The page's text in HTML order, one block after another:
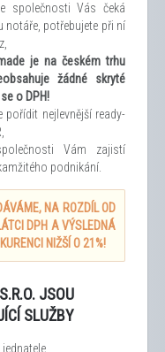
společnosti Vás čeká
notáře, potřebujete při ní
je na českém trhu
žádné skryté
o DPH!
nejlevnější ready-
Vám zajistí
podnikání.
NA ROZDÍL OD
DPH A VÝSLEDNÁ
NIŽŠÍ O 21%!
JSOU
SLUŽBY